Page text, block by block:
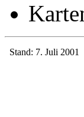
Stand: 7. Juli 2001